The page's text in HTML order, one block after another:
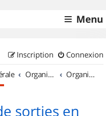
Menu
Connexion
Inscription
Organisation de sorties & Recherche de partenaires Organisation de sorties en région Centre
sorties en